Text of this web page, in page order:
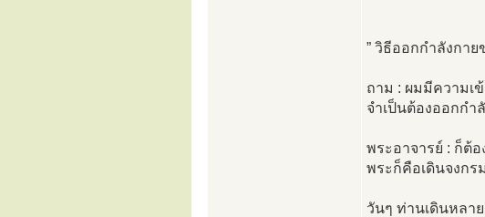
” วิธีออกกำลังกาย
ถาม : ผมมีความเ
จำเป็นต้องออกกำ
พระอาจารย์ : ก็ต้
พระก็คือเดินจงกร
วันๆ ท่านเดินหลา